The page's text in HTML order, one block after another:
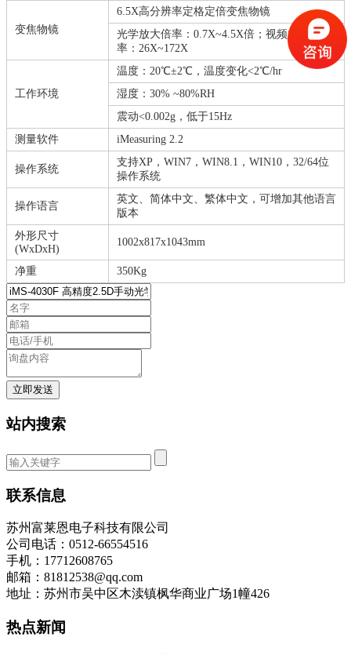
变焦物镜
6.5X高分辨率定格定倍变焦物镜
光学放大倍率：0.7X~4.5X倍；视频放大倍
率：26X~172X
工作环境
温度：20℃±2℃，温度变化<2℃/hr
湿度：30% ~80%RH
震动<0.002g，低于15Hz
测量软件
iMeasuring 2.2
操作系统
支持XP，WIN7，WIN8.1，WIN10，32/64位
操作系统
操作语言
英文、简体中文、繁体中文，可增加其他语言
版本
外形尺寸
(WxDxH)
1002x817x1043mm
净重 350Kg
站内搜索
联系信息
苏州富莱恩电子科技有限公司
公司电话：0512-66554516
手机：17712608765
邮箱：81812538@qq.com
地址：苏州市吴中区木渎镇枫华商业广场1幢426
热点新闻